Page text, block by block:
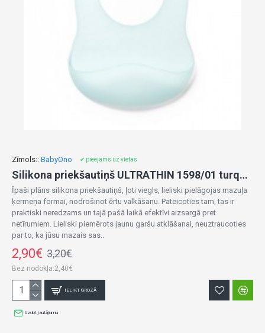
Zīmols:: BabyOno ✔ pieejams uz vietas
Silikona priekšautiņš ULTRATHIN 1598/01 turquoise
Īpaši plāns silikona priekšautiņš, ļoti viegls, lieliski pielāgojas mazuļa
ķermeņa formai, nodrošinot ērtu valkāšanu. Pateicoties tam, tas ir
praktiski neredzams un tajā pašā laikā efektīvi aizsargā pret
netīrumiem. Lieliski piemērots jaunu garšu atklāšanai, neuztraucoties
par to, ka jūsu mazais sas..
2,90€ 3,20€
Bez nodokļa:2,40€
IELIKT GROZĀ
Uzdot jautājumu